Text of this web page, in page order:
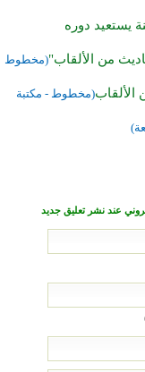
يستعيد دوره
من الألقاب"(مخطوط
(مخطوط - مكتبة
عند نشر تعليق جديد